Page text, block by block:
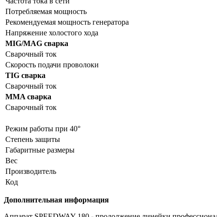
Потребляемая мощность
Рекомендуемая мощность генератора
Напряжение холостого хода
MIG/MAG сварка
Сварочный ток
Скорость подачи проволоки
TIG сварка
Сварочный ток
MMA сварка
Сварочный ток
Режим работы при 40°
Степень защиты
Габаритные размеры
Вес
Производитель
Код
Дополнительная информация